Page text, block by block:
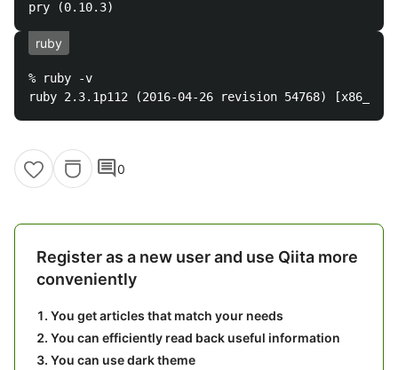
ruby
% ruby -v
comment0
Register as a new user and use Qiita more
conveniently
You get articles that match your needs
You can efficiently read back useful information
You can use dark theme